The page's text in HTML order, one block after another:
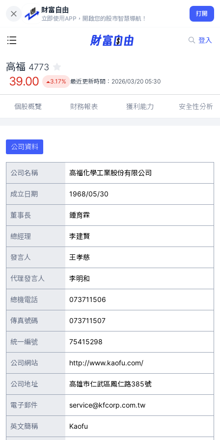
財富自由
立即使用APP，開啟您的股市智慧導航！
打開
登入
39.00
3.17%
高福 4773
39.00 3.17% 最近更新時間： 2026/03/20 05:30
個股概覽 財務報表 獲利能力 安全性分析
公司資料
公司名稱 高福化學工業股份有限公司
成立日期 1968/05/30
董事長 鍾育霖
總經理 李建賢
發言人 王孝慈
代理發言人 李明和
總機電話 073711506
傳真號碼 073711507
統一編號 75415298
公司網站 http://www.kaofu.com/
公司地址 高雄市仁武區鳳仁路385號
電子郵件 service@kfcorp.com.tw
英文簡稱 Kaofu